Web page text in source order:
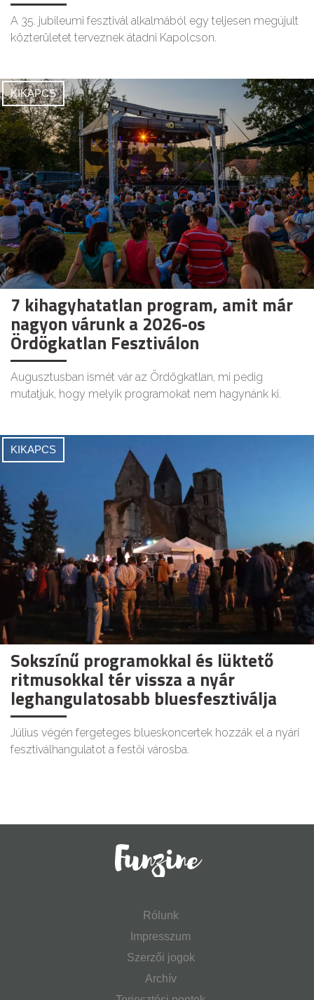
A 35. jubileumi fesztivál alkalmából egy teljesen megújult
közterületet terveznek átadni Kapolcson.
KIKAPCS
7 kihagyhatatlan program, amit már
nagyon várunk a 2026-os
Ördögkatlan Fesztiválon
Augusztusban ismét vár az Ördögkatlan, mi pedig
mutatjuk, hogy melyik programokat nem hagynánk ki.
KIKAPCS
Sokszínű programokkal és lüktető
ritmusokkal tér vissza a nyár
leghangulatosabb bluesfesztiválja
Július végén fergeteges blueskoncertek hozzák el a nyári
fesztiválhangulatot a festői városba.
Rólunk
Impresszum
Szerzői jogok
Archív